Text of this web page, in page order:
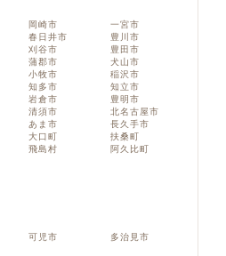
岡崎市
一宮市
春日井市
豊川市
刈谷市
豊田市
蒲郡市
犬山市
小牧市
稲沢市
知多市
知立市
岩倉市
豊明市
清須市
北名古屋市
あま市
長久手市
大口町
扶桑町
飛島村
阿久比町
可児市
多治見市